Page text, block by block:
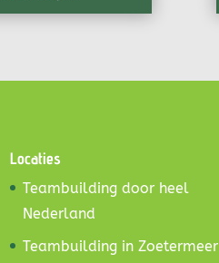
Locaties
Teambuilding door heel
Nederland
Teambuilding in Zoetermeer